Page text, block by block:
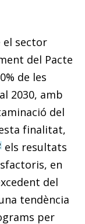
el sector
del Pacte
de les
2030, amb
del
finalitat,
els resultats
en
del
tendència
per